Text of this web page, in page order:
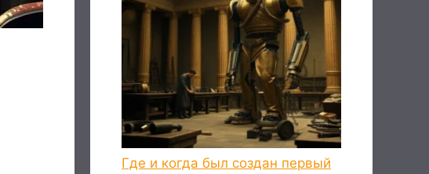
Где и когда был создан первый